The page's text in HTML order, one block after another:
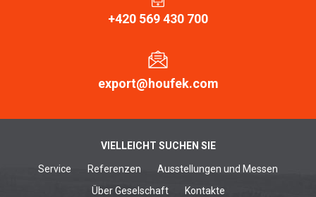
+420 569 430 700
export@houfek.com
VIELLEICHT SUCHEN SIE
Service Referenzen
Ausstellungen und Messen
Über Geselschaft
Kontakte